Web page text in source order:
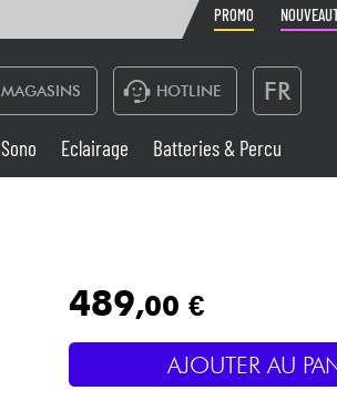
PROMO
MAGASINS HOTLINE FR
Belgique
België
Nederland
Sono
Vents
Sono Eclairage Batteries & Percu
489,00 €
AJOUTER AU